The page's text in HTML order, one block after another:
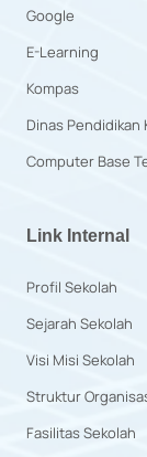
Google
E-Learning
Kompas
Dinas Pendidikan
Computer Base
Link Internal
Profil Sekolah
Sejarah Sekolah
Visi Misi Sekolah
Struktur
Fasilitas Sekolah